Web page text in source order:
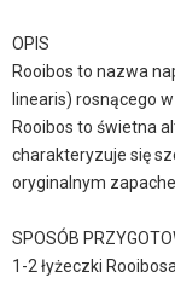
OPIS
Rooibos to nazwa
linearis) rosnącego
Rooibos to świetna
charakteryzuje się
oryginalnym
SPOSÓB
1-2 łyżeczki